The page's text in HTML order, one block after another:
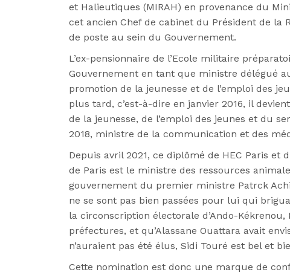
et Halieutiques (MIRAH) en provenance du
cet ancien Chef de cabinet du Président de la
de poste au sein du Gouvernement.
L’ex-pensionnaire de l’Ecole militaire
Gouvernement en tant que ministre délégué
promotion de la jeunesse et de l’emploi des
plus tard, c’est-à-dire en janvier 2016, il
de la jeunesse, de l’emploi des jeunes et du
2018, ministre de la communication et des
Depuis avril 2021, ce diplômé de HEC Paris
de Paris est le ministre des ressources
gouvernement du premier ministre Patrck
ne se sont pas bien passées pour lui qui
la circonscription électorale d’Ando-Kékrenou,
préfectures, et qu’Alassane Ouattara avait
n’auraient pas été élus, Sidi Touré est bel et
Cette nomination est donc une marque de